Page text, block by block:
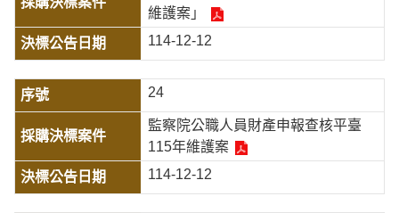
維護案」
114-12-12
24
監察院公職人員財產申報查核平臺
115年維護案
114-12-12